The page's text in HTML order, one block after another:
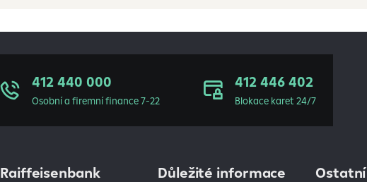
412 440 000
Osobní a firemní finance 7-22
412 446 402
Blokace karet 24/7
Raiffeisenbank Důležité informace Ostatní